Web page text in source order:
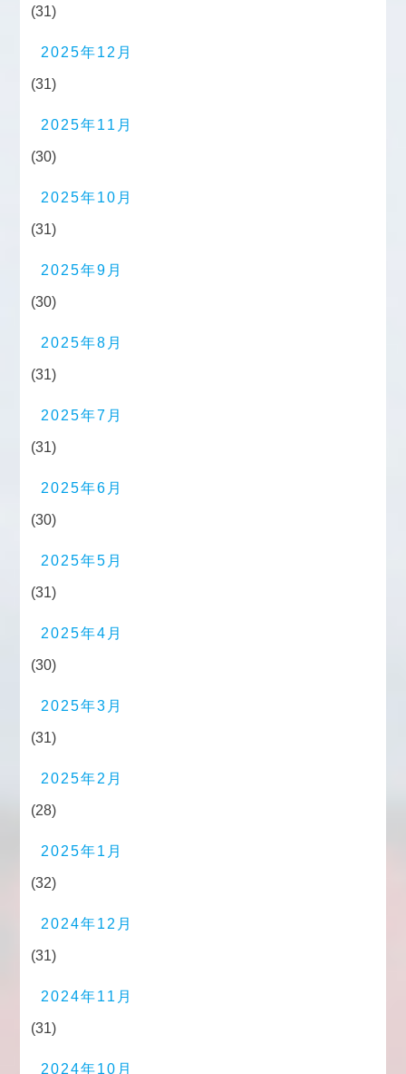
(31)
2025年12月
(31)
2025年11月
(30)
2025年10月
(31)
2025年9月
(30)
2025年8月
(31)
2025年7月
(31)
2025年6月
(30)
2025年5月
(31)
2025年4月
(30)
2025年3月
(31)
2025年2月
(28)
2025年1月
(32)
2024年12月
(31)
2024年11月
(31)
2024年10月